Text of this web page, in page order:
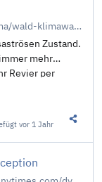
https://www.tagesschau.de/wissen/klima/wald-klimawandel-foersterin-101.html
Zustand.
mehr
Revier per
Von Joscha
vor 1 Jahr